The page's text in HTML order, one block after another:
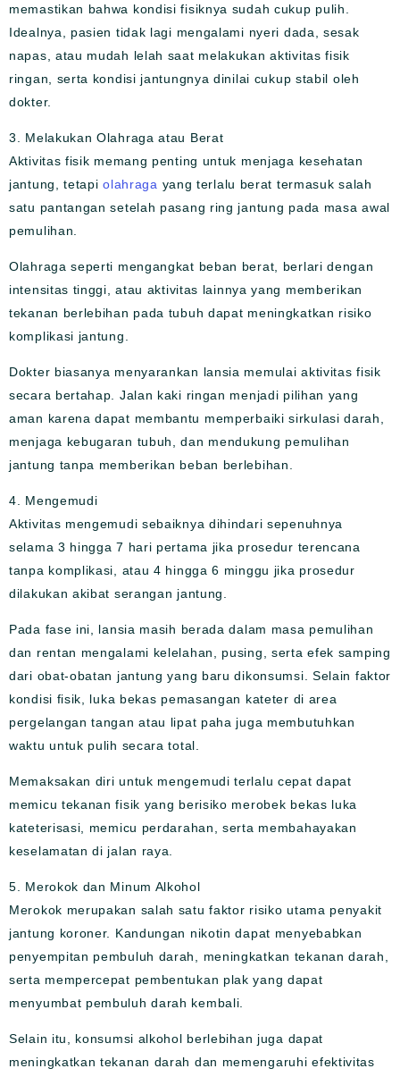
memastikan bahwa kondisi fisiknya sudah cukup pulih.
Idealnya, pasien tidak lagi mengalami nyeri dada, sesak
napas, atau mudah lelah saat melakukan aktivitas fisik
ringan, serta kondisi jantungnya dinilai cukup stabil oleh
dokter.
3. Melakukan Olahraga atau Berat
Aktivitas fisik memang penting untuk menjaga kesehatan
jantung, tetapiolahraga yang terlalu berat termasuk salah
satu pantangan setelah pasang ring jantung pada masa awal
pemulihan.
Olahraga seperti mengangkat beban berat, berlari dengan
intensitas tinggi, atau aktivitas lainnya yang memberikan
tekanan berlebihan pada tubuh dapat meningkatkan risiko
komplikasi jantung.
Dokter biasanya menyarankan lansia memulai aktivitas fisik
secara bertahap. Jalan kaki ringan menjadi pilihan yang
aman karena dapat membantu memperbaiki sirkulasi darah,
menjaga kebugaran tubuh, dan mendukung pemulihan
jantung tanpa memberikan beban berlebihan.
4. Mengemudi
Aktivitas mengemudi sebaiknya dihindari sepenuhnya
selama 3 hingga 7 hari pertama jika prosedur terencana
tanpa komplikasi, atau 4 hingga 6 minggu jika prosedur
dilakukan akibat serangan jantung.
Pada fase ini, lansia masih berada dalam masa pemulihan
dan rentan mengalami kelelahan, pusing, serta efek samping
dari obat-obatan jantung yang baru dikonsumsi. Selain faktor
kondisi fisik, luka bekas pemasangan kateter di area
pergelangan tangan atau lipat paha juga membutuhkan
waktu untuk pulih secara total.
Memaksakan diri untuk mengemudi terlalu cepat dapat
memicu tekanan fisik yang berisiko merobek bekas luka
kateterisasi, memicu perdarahan, serta membahayakan
keselamatan di jalan raya.
5. Merokok dan Minum Alkohol
Merokok merupakan salah satu faktor risiko utama penyakit
jantung koroner. Kandungan nikotin dapat menyebabkan
penyempitan pembuluh darah, meningkatkan tekanan darah,
serta mempercepat pembentukan plak yang dapat
menyumbat pembuluh darah kembali.
Selain itu, konsumsi alkohol berlebihan juga dapat
meningkatkan tekanan darah dan memengaruhi efektivitas